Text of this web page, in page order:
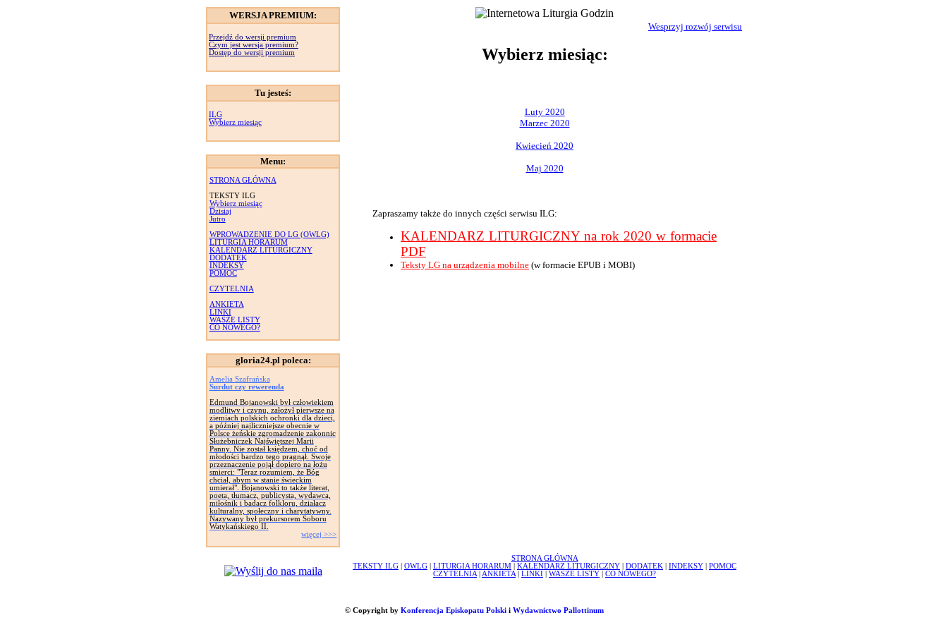
WERSJA PREMIUM:
Przejdź do wersji premium
Czym jest wersja premium?
Dostęp do wersji premium
Tu jesteś:
ILG
Wybierz miesiąc
Menu:
STRONA GŁÓWNA
TEKSTY ILG
Wybierz miesiąc
Dzisiaj
Jutro
WPROWADZENIE DO LG (OWLG)
LITURGIA HORARUM
KALENDARZ LITURGICZNY
DODATEK
INDEKSY
POMOC
CZYTELNIA
ANKIETA
LINKI
WASZE LISTY
CO NOWEGO?
gloria24.pl poleca:
Amelia Szafrańska
Surdut czy rewerenda
Edmund Bojanowski był człowiekiem
modlitwy i czynu, założył pierwsze na
ziemiach polskich ochronki dla dzieci,
a później najliczniejsze obecnie w
Polsce żeńskie zgromadzenie zakonnic
Służebniczek Najświętszej Marii
Panny. Nie został księdzem, choć od
młodości bardzo tego pragnął. Swoje
przeznaczenie pojął dopiero na łożu
smierci: "Teraz rozumiem, że Bóg
chciał, abym w stanie świeckim
umierał". Bojanowski to także literat,
poeta, tłumacz, publicysta, wydawca,
miłośnik i badacz folkloru, działacz
kulturalny, społeczny i charytatywny.
Nazywany był prekursorem Soboru
Watykańskiego II.
więcej >>>
Wesprzyj rozwój serwisu
Wybierz miesiąc:
Luty 2020
Marzec 2020
Kwiecień 2020
Maj 2020
Zapraszamy także do innych części serwisu ILG:
KALENDARZ LITURGICZNY na rok 2020 w formacie
PDF
Teksty LG na urządzenia mobilne (w formacie EPUB i MOBI)
STRONA GŁÓWNA
TEKSTY ILG
OWLG LITURGIA HORARUM KALENDARZ LITURGICZNY DODATEK INDEKSY
POMOC
CZYTELNIA
ANKIETA LINKI WASZE LISTY CO NOWEGO?
© Copyright by Konferencja Episkopatu Polskii Wydawnictwo Pallottinum